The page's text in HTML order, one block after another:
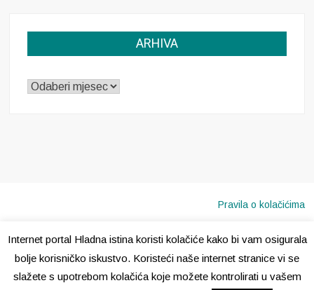
ARHIVA
ARHIVA
Pravila o kolačićima
Internet portal Hladna istina koristi kolačiće kako bi vam osigurala
bolje korisničko iskustvo. Koristeći naše internet stranice vi se
slažete s upotrebom kolačića koje možete kontrolirati u vašem
Copyright © 2020 · Sva prava pridržana · Hladna Istina